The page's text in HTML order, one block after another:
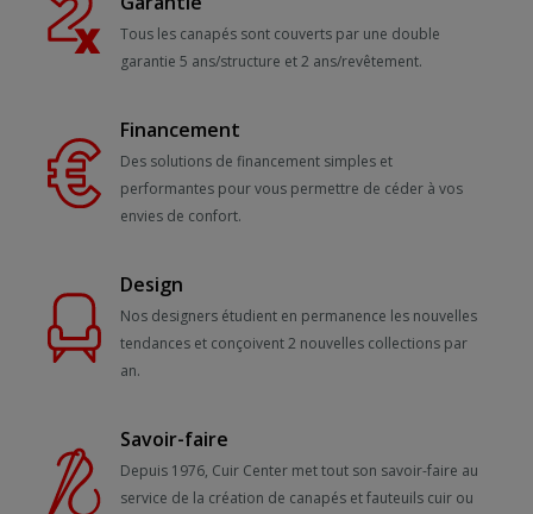
Tous les canapés sont couverts par une double
garantie 5 ans/structure et 2 ans/revêtement.
Financement
Des solutions de financement simples et
performantes pour vous permettre de céder à vos
envies de confort.
Design
Nos designers étudient en permanence les nouvelles
tendances et conçoivent 2 nouvelles collections par
an.
Savoir-faire
Depuis 1976, Cuir Center met tout son savoir-faire au
service de la création de canapés et fauteuils cuir ou